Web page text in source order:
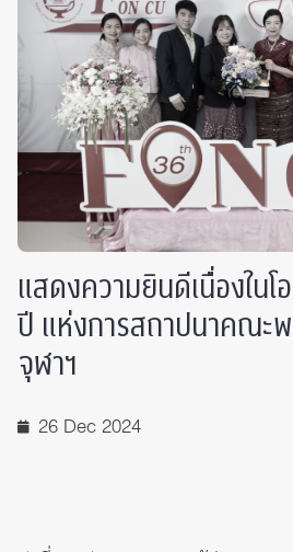
แสดงความยินดีเนื่องใน
ปี แห่งการสถาปนาคณะ
จุฬาฯ
26 Dec 2024